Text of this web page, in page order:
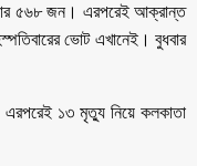
৫৬৮ জন। এরপরেই আক্রান্ত
ভোট এখানেই। বুধবার
এরপরেই ১৩ মৃত্যু নিয়ে কলকাতা